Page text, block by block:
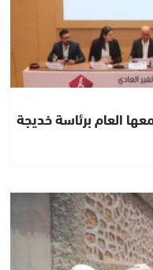
العام برئاسة خديجة